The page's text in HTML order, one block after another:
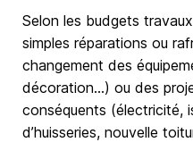
Selon les budgets
simples réparations ou
changement des
décoration…) ou des
conséquents (électricité,
d’huisseries, nouvelle